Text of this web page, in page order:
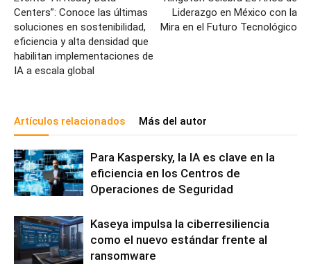
Centers”: Conoce las últimas
soluciones en sostenibilidad,
eficiencia y alta densidad que
habilitan implementaciones de
IA a escala global
Liderazgo en México con la
Mira en el Futuro Tecnológico
Artículos relacionados Más del autor
Para Kaspersky, la IA es clave en la
eficiencia en los Centros de
Operaciones de Seguridad
Kaseya impulsa la ciberresiliencia
como el nuevo estándar frente al
ransomware